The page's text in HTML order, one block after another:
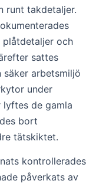
runt takdetaljer.
och
sattes
arbetsmiljö
under
lyftes de gamla
bort
tätskiktet.
kontrollerades
påverkats av